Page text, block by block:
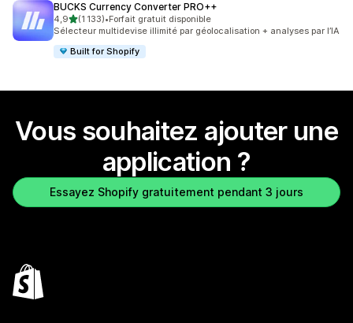
BUCKS Currency Converter PRO++
4,9étoile(s) sur 5
(1 133)
1133 avis au total
•Forfait gratuit disponible
Sélecteur multidevise illimité par géolocalisation + analyses par l’IA
Built for Shopify
Vous souhaitez ajouter une
application ?
Essayez Shopify gratuitement pendant 3 jours